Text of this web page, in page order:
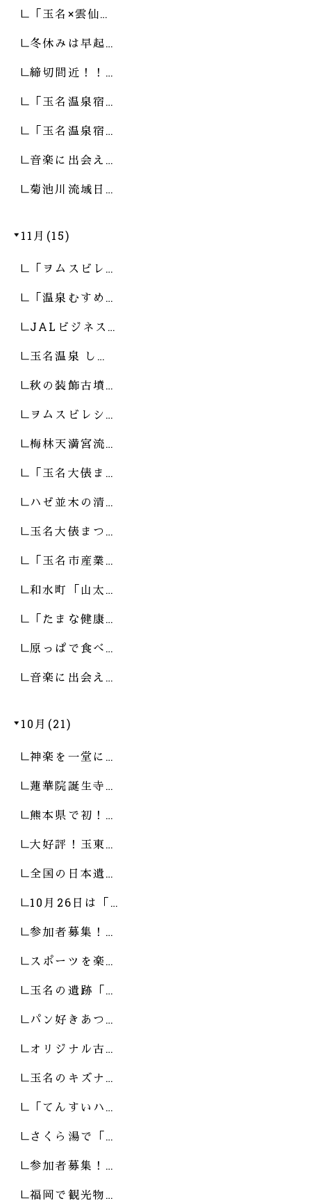
「玉名×雲仙…
冬休みは早起…
締切間近！！…
「玉名温泉宿…
「玉名温泉宿…
音楽に出会え…
菊池川流域日…
11月(15)
「ヲムスビレ…
「温泉むすめ…
JALビジネス…
玉名温泉 し…
秋の装飾古墳…
ヲムスビレシ…
梅林天満宮流…
「玉名大俵ま…
ハゼ並木の清…
玉名大俵まつ…
「玉名市産業…
和水町「山太…
「たまな健康…
原っぱで食べ…
音楽に出会え…
10月(21)
神楽を一堂に…
蓮華院誕生寺…
熊本県で初！…
大好評！玉東…
全国の日本遺…
10月26日は「…
参加者募集！…
スポーツを楽…
玉名の遺跡「…
パン好きあつ…
オリジナル古…
玉名のキズナ…
「てんすいハ…
さくら湯で「…
参加者募集！…
福岡で観光物…